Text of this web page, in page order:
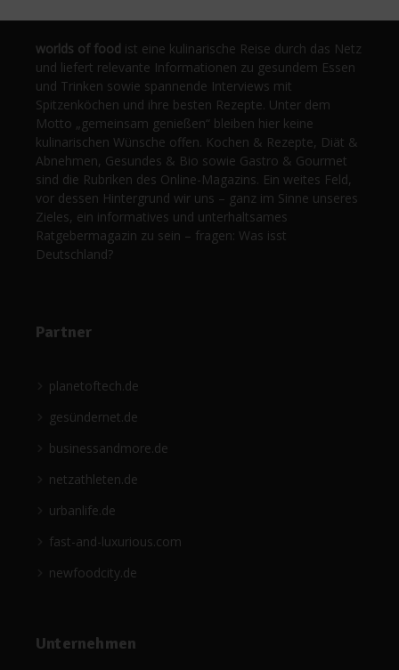
worlds of food ist eine kulinarische Reise durch das Netz
und liefert relevante Informationen zu gesundem Essen
und Trinken sowie spannende Interviews mit
Spitzenköchen und ihre besten Rezepte. Unter dem
Motto „gemeinsam genießen“ bleiben hier keine
kulinarischen Wünsche offen. Kochen & Rezepte, Diät &
Abnehmen, Gesundes & Bio sowie Gastro & Gourmet
sind die Rubriken des Online-Magazins. Ein weites Feld,
vor dessen Hintergrund wir uns – ganz im Sinne unseres
Zieles, ein informatives und unterhaltsames
Ratgebermagazin zu sein – fragen: Was isst
Deutschland?
Partner
planetoftech.de
gesündernet.de
businessandmore.de
netzathleten.de
urbanlife.de
fast-and-luxurious.com
newfoodcity.de
Unternehmen